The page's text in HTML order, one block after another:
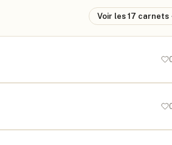
Voir les 17 carnets